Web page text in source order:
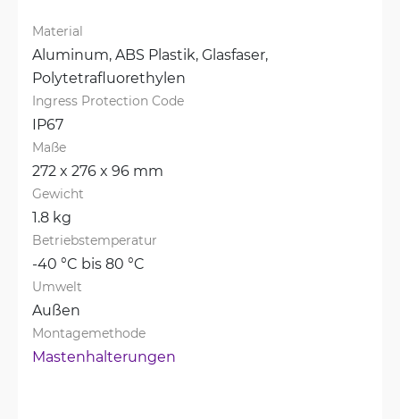
Material
Aluminum, ABS Plastik, Glasfaser,
Polytetrafluorethylen
Ingress Protection Code
IP67
Maße
272 x 276 x 96 mm
Gewicht
1.8 kg
Betriebstemperatur
-40 °C bis 80 °C
Umwelt
Außen
Montagemethode
Mastenhalterungen